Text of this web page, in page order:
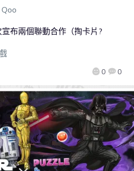
Qoo
0 0
布兩個聯動合作（掏卡片?